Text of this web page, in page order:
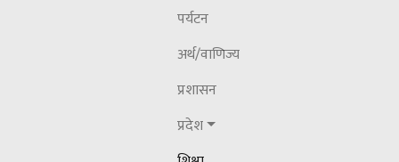
पर्यटन
अर्थ/वाणिज्य
प्रशासन
प्रदेश